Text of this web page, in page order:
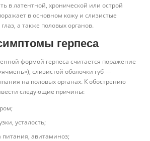
в латентной, хронической или острой
в основном кожу и слизистые
а также половых органов.
герпеса
формой герпеса считается поражение
слизистой оболочки губ —
на половых органах. К обострению
следующие причины:
усталость;
авитаминоз;